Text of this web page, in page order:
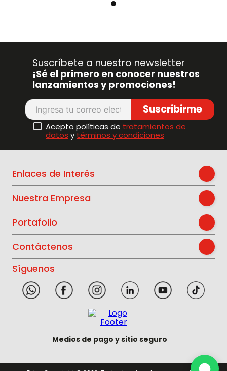
Suscríbete a nuestro newsletter
¡Sé el primero en conocer nuestros
lanzamientos y promociones!
Suscribirme
Acepto políticas de tratamientos de
datos y términos y condiciones
Enlaces de Interés
Nuestra Empresa
Portafolio
Contáctenos
Síguenos
Medios de pago y sitio seguro